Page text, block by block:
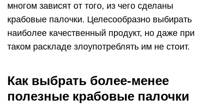
многом зависят от того, из чего сделаны
крабовые палочки. Целесообразно выбирать
наиболее качественный продукт, но даже при
таком раскладе злоупотреблять им не стоит.
Как выбрать более-менее
полезные крабовые палочки